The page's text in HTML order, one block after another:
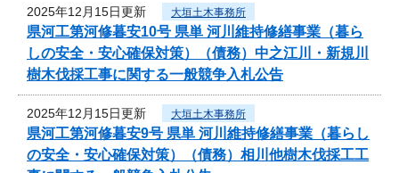
2025年12月15日更新 大垣土木事務所
県河工第河修暮安10号 県単 河川維持修繕事業（暮ら
しの安全・安心確保対策）（債務）中之江川・新規川
樹木伐採工事に関する一般競争入札公告
2025年12月15日更新 大垣土木事務所
県河工第河修暮安9号 県単 河川維持修繕事業（暮らし
の安全・安心確保対策）（債務）相川他樹木伐採工工